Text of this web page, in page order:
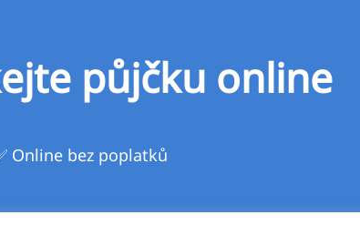
půjčku online
Online bez poplatků